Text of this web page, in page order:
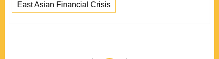
East Asian Financial Crisis